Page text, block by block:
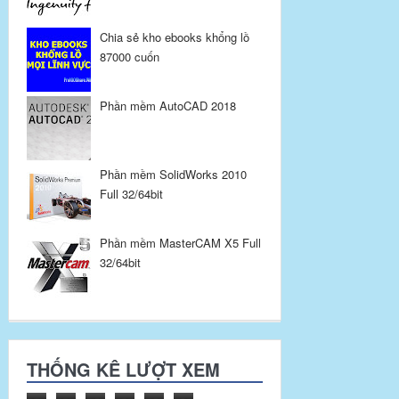
Chia sẻ kho ebooks khổng lồ
87000 cuốn
Phần mềm AutoCAD 2018
Phần mềm SolidWorks 2010
Full 32/64bit
Phần mềm MasterCAM X5 Full
32/64bit
THỐNG KÊ LƯỢT XEM